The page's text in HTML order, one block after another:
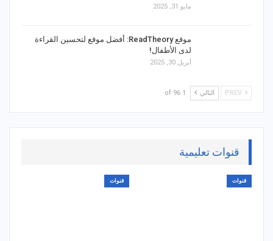
مايو 31, 2025
موقع ReadTheory: أفضل موقع لتحسين القراءة
لدى الأطفال!
أبريل 30, 2025
التالي 1 of 96
قنوات تعليمية
قنوات قنوات